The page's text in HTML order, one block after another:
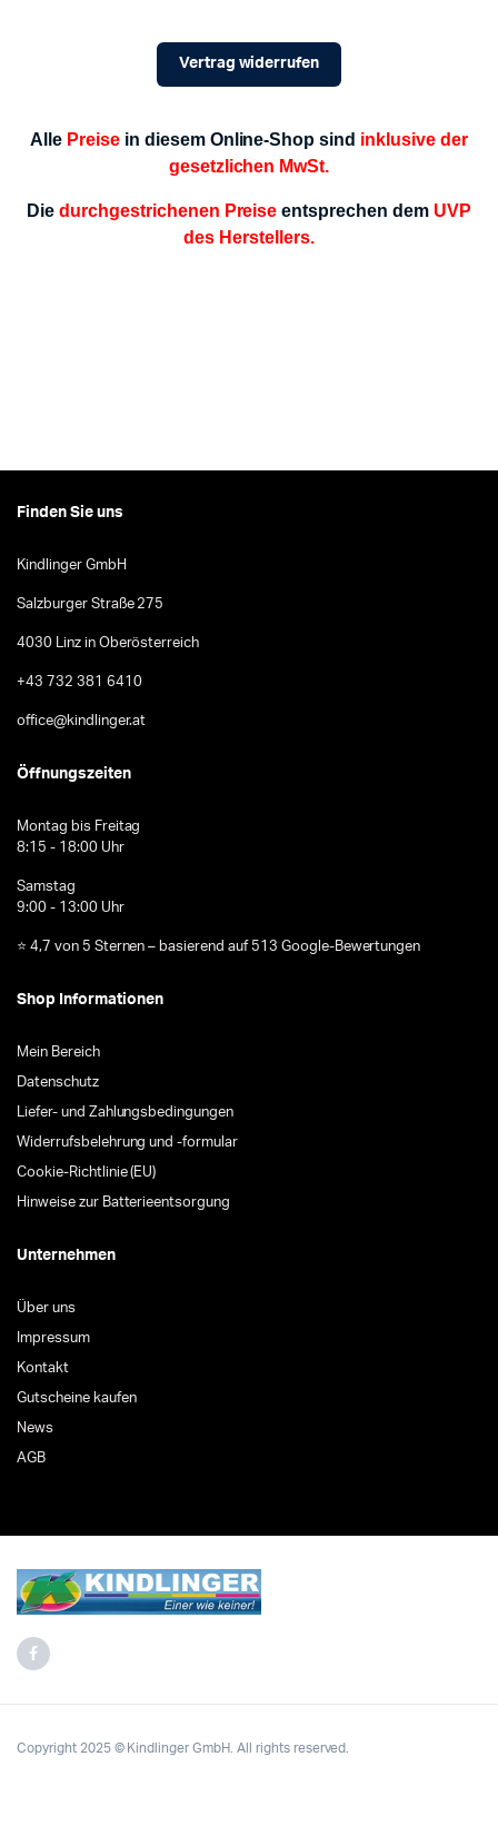
Vertrag widerrufen
Alle Preisein diesem Online-Shop sind inklusive der
gesetzlichen MwSt.
Diedurchgestrichenen Preise entsprechen dem UVP
des Herstellers.
Finden Sie uns
Kindlinger GmbH
Salzburger Straße 275
4030 Linz in Oberösterreich
+43 732 381 6410
office@kindlinger.at
Öffnungszeiten
Montag bis Freitag
8:15 - 18:00 Uhr
Samstag
9:00 - 13:00 Uhr
⭐ 4,7 von 5 Sternen – basierend auf 513 Google-Bewertungen
Shop Informationen
Mein Bereich
Datenschutz
Liefer- und Zahlungsbedingungen
Widerrufsbelehrung und -formular
Cookie-Richtlinie (EU)
Hinweise zur Batterieentsorgung
Unternehmen
Über uns
Impressum
Kontakt
Gutscheine kaufen
News
AGB
Copyright 2025 © Kindlinger GmbH. All rights reserved.